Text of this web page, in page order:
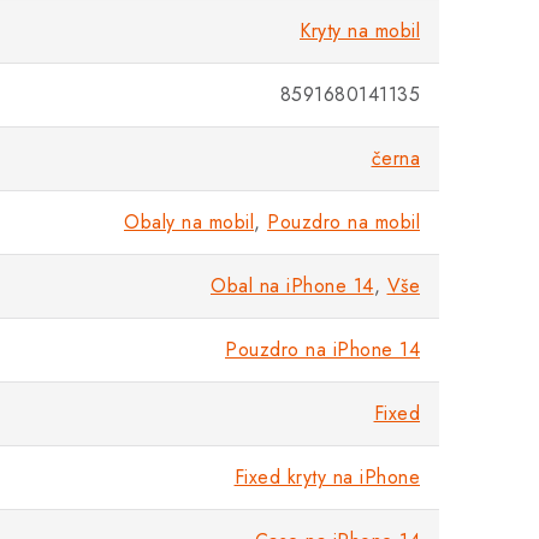
Kryty na mobil
8591680141135
černa
Obaly na mobil, Pouzdro na mobil
Obal na iPhone 14, Vše
Pouzdro na iPhone 14
Fixed
Fixed kryty na iPhone